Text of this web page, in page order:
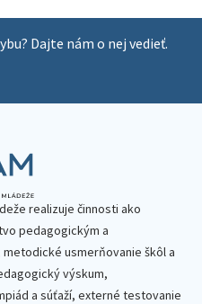
Dajte nám o nej vedieť.
realizuje činnosti ako
pedagogickým a
usmerňovanie škôl a
výskum,
a súťaží, externé testovanie